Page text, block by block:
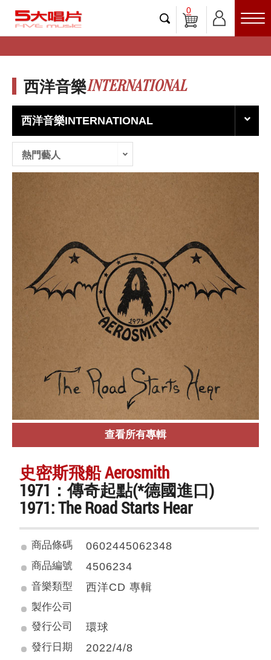
0
西洋音樂INTERNATIONAL
西洋音樂INTERNATIONAL
熱門藝人
查看所有專輯
史密斯飛船 Aerosmith
1971：傳奇起點(*德國進口)
1971: The Road Starts Hear
商品條碼 0602445062348
商品編號 4506234
音樂類型 西洋CD 專輯
製作公司
發行公司
環球
發行日期 2022/4/8